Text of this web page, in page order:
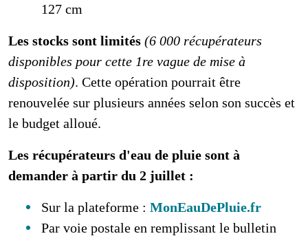
127 cm
Les stocks sont limités (6 000 récupérateurs
disponibles pour cette 1re vague de mise à
disposition). Cette opération pourrait être
renouvelée sur plusieurs années selon son succès et
le budget alloué.
Les récupérateurs d'eau de pluie sont à
demander à partir du 2 juillet :
Sur la plateforme : MonEauDePluie.fr
Par voie postale en remplissant le bulletin